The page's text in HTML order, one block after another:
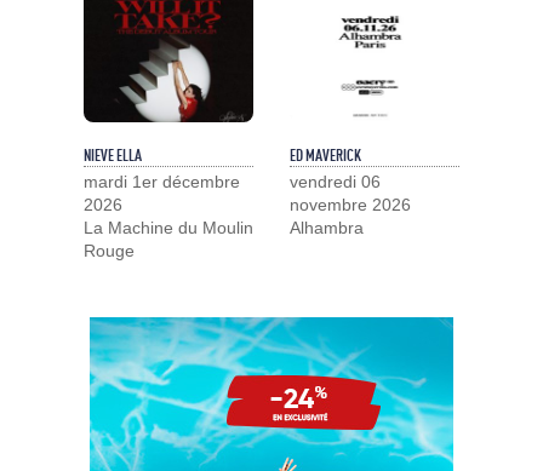
NIEVE ELLA
mardi 1er décembre
2026
La Machine du Moulin
Rouge
ED MAVERICK
vendredi 06
novembre 2026
Alhambra